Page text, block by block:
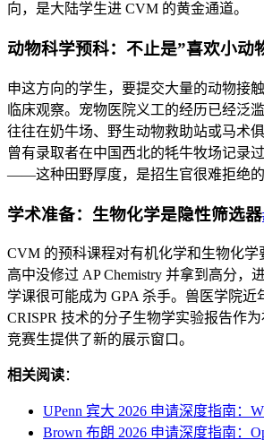
向，是大陆学生进 CVM 的黄金通道。
动物科学预科：不止是”喜欢小动
申这方向的学生，要提交大量的动物接
临床观察。宠物医院义工的经历已经泛
往往在奶牛场、野生动物救助站或马术
曾有录取者在中国西北的牦牛牧场记录
——这种田野厚度，是招生官很难拒绝的
学术准备：生物化学是隐性筛选器
CVM 的预科课程对有机化学和生物化学
高中没修过 AP Chemistry 并拿到高分，
学课很可能成为 GPA 杀手。兽医学院近
CRISPR 技术的分子生物学实验报告作
竞赛生提供了新的展示窗口。
相关阅读：
UPenn 宾大 2026 申请深度指南：
Brown 布朗 2026 申请深度指南：